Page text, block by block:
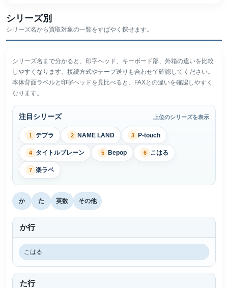
シリーズ別
シリーズ名から買取対象の一覧をすばやく探せます。
シリーズ名まで分かると、印字ヘッド、キーボード部、外箱の違いを比較
しやすくなります。接続方式やテープ送りも合わせて確認してください。
本体背面ラベルと印字ヘッドを見比べると、FAXとの違いを確認しやすく
なります。
注目シリーズ 上位のシリーズを表示
1 テプラ 2 NAME LAND 3 P-touch
4 タイトルブレーン 5 Bepop 6 こはる
7 楽ラベ
か た 英数 その他
か行
こはる
た行